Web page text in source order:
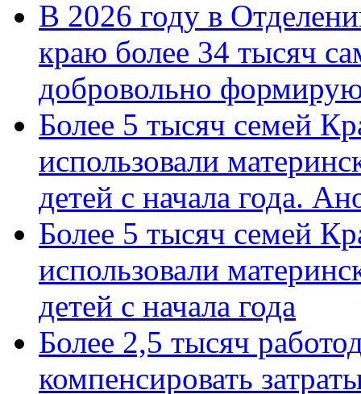
В 2026 году в
краю более 34 тысяч
добровольно
Более 5 тысяч семей
использовали
детей с начала года.
Более 5 тысяч семей
использовали
детей с начала года
Более 2,5 тысяч
компенсировать